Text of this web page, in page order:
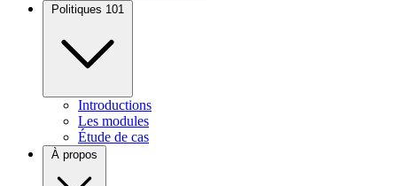
Introductions
Les modules
Étude de cas